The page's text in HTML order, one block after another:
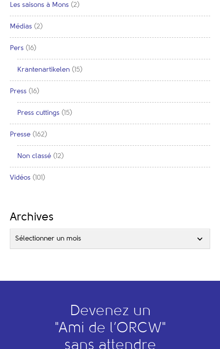
Les saisons à Mons (2)
Médias (2)
Pers (16)
Krantenartikelen (15)
Press (16)
Press cuttings (15)
Presse (162)
Non classé (12)
Vidéos (101)
Archives
Sélectionner un mois
Devenez un
"Ami de l’ORCW"
sans attendre